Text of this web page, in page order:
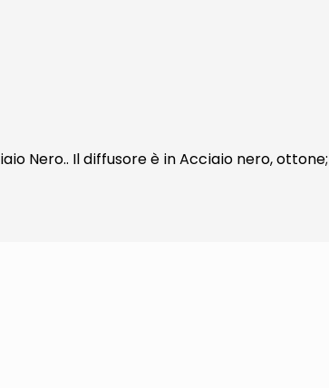
Nero.. Il diffusore è in Acciaio nero,